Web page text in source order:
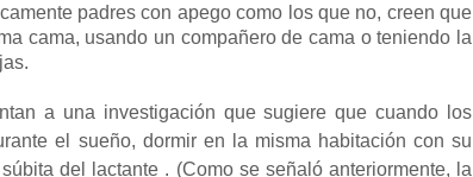
padres con apego como los que no, creen que
cama, usando un compañero de cama o teniendo la
a una investigación que sugiere que cuando los
el sueño, dormir en la misma habitación con su
del lactante . (Como se señaló anteriormente, la